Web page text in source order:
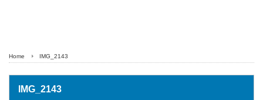
Home IMG_2143
IMG_2143